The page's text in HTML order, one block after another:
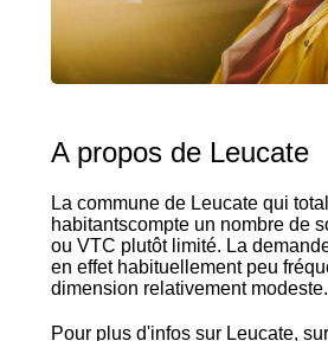
A propos de Leucate
La commune de Leucate qui
habitantscompte un nombre de
ou VTC plutôt limité. La
en effet habituellement peu
dimension relativement modeste.
Pour plus d'infos sur Leucate,